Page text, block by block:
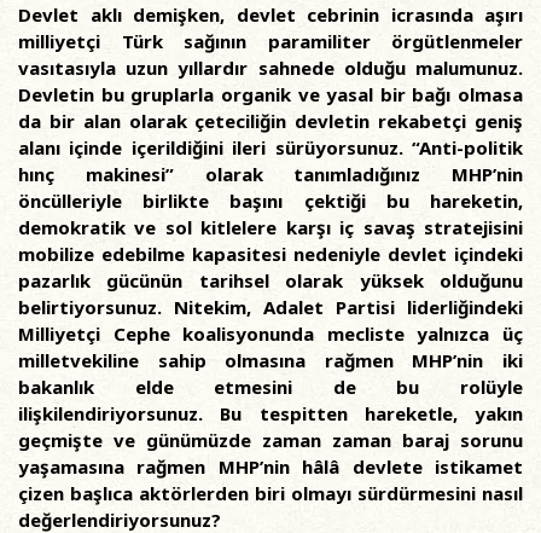
Devlet aklı demişken, devlet cebrinin icrasında aşırı
milliyetçi Türk sağının paramiliter örgütlenmeler
vasıtasıyla uzun yıllardır sahnede olduğu malumunuz.
Devletin bu gruplarla organik ve yasal bir bağı olmasa
da bir alan olarak çeteciliğin devletin rekabetçi geniş
alanı içinde içerildiğini ileri sürüyorsunuz. “Anti-politik
hınç makinesi” olarak tanımladığınız MHP’nin
öncülleriyle birlikte başını çektiği bu hareketin,
demokratik ve sol kitlelere karşı iç savaş stratejisini
mobilize edebilme kapasitesi nedeniyle devlet içindeki
pazarlık gücünün tarihsel olarak yüksek olduğunu
belirtiyorsunuz. Nitekim, Adalet Partisi liderliğindeki
Milliyetçi Cephe koalisyonunda mecliste yalnızca üç
milletvekiline sahip olmasına rağmen MHP’nin iki
bakanlık elde etmesini de bu rolüyle
ilişkilendiriyorsunuz. Bu tespitten hareketle, yakın
geçmişte ve günümüzde zaman zaman baraj sorunu
yaşamasına rağmen MHP’nin hâlâ devlete istikamet
çizen başlıca aktörlerden biri olmayı sürdürmesini nasıl
değerlendiriyorsunuz?